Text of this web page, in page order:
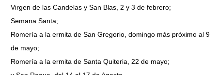
Virgen de las Candelas y San Blas, 2 y 3 de febrero;
Semana Santa;
Romería a la ermita de San Gregorio, domingo más próximo al 9
de mayo;
Romería a la ermita de Santa Quiteria, 22 de mayo;